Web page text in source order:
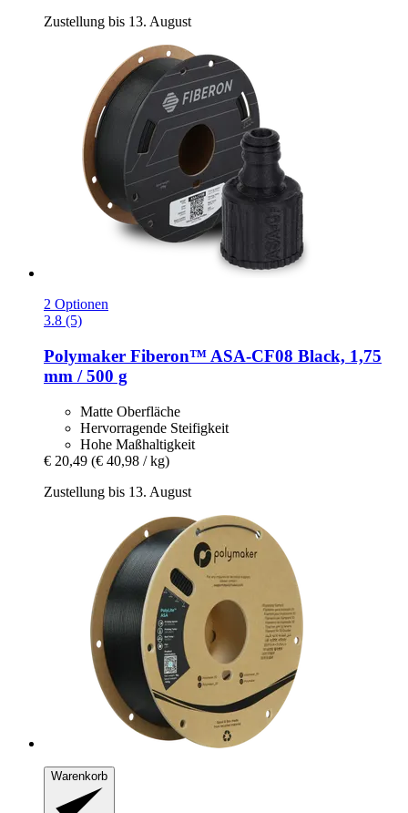
Zustellung bis 13. August
2 Optionen
3.8 (5)
Polymaker Fiberon™ ASA-​CF08 Black, 1,75
mm / 500 g
Matte Oberfläche
Hervorragende Steifigkeit
Hohe Maßhaltigkeit
€ 20,49 (€ 40,98 / kg)
Zustellung bis 13. August
Warenkorb